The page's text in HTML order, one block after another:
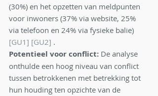
(30%) en het opzetten van meldpunten
voor inwoners (37% via website, 25%
via telefoon en 24% via fysieke balie)
[GU1] [GU2] .
Potentieel voor conflict: De analyse
onthulde een hoog niveau van conflict
tussen betrokkenen met betrekking tot
hun houding ten opzichte van de